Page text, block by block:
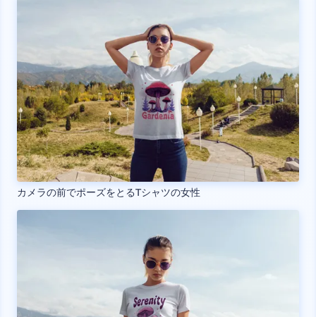
カメラの前でポーズをとるTシャツの女性